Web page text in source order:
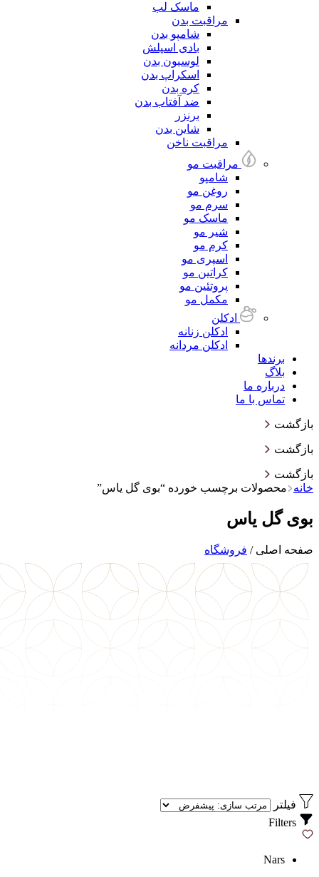
ماسک لب
مراقبت بدن
شامپو بدن
بادی اسپلش
لوسیون بدن
اسکراپ بدن
کره بدن
ضد آفتاب بدن
برنزر
شاین بدن
مراقبت ناخن
مراقبت مو
شامپو
روغن مو
سرم مو
ماسک مو
شیر مو
کرم مو
اسپری مو
کراتین مو
پروتئین مو
مکمل مو
ادکلن
ادکلن زنانه
ادکلن مردانه
برندها
بلاگ
درباره ما
تماس با ما
بازگشت
بازگشت
بازگشت
خانه
محصولات برچسب خورده “بوی گل یاس”
بوی گل یاس
صفحه اصلی / فروشگاه
فیلتر
Nars